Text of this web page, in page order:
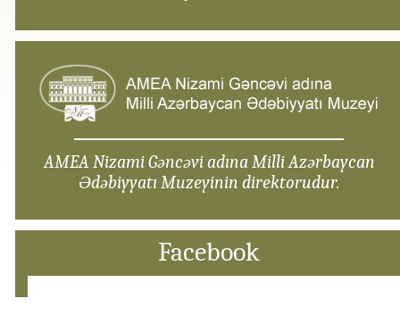
AMEA Nizami Gəncəvi adına Milli Azərbaycan
Ədəbiyyatı Muzeyinin direktorudur.
Facebook